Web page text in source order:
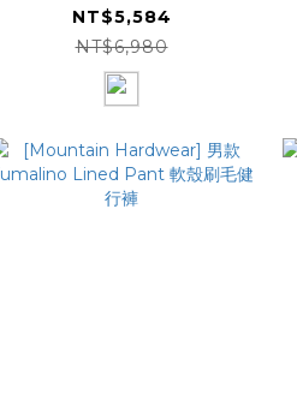
褲
NT$5,584
NT$6,980